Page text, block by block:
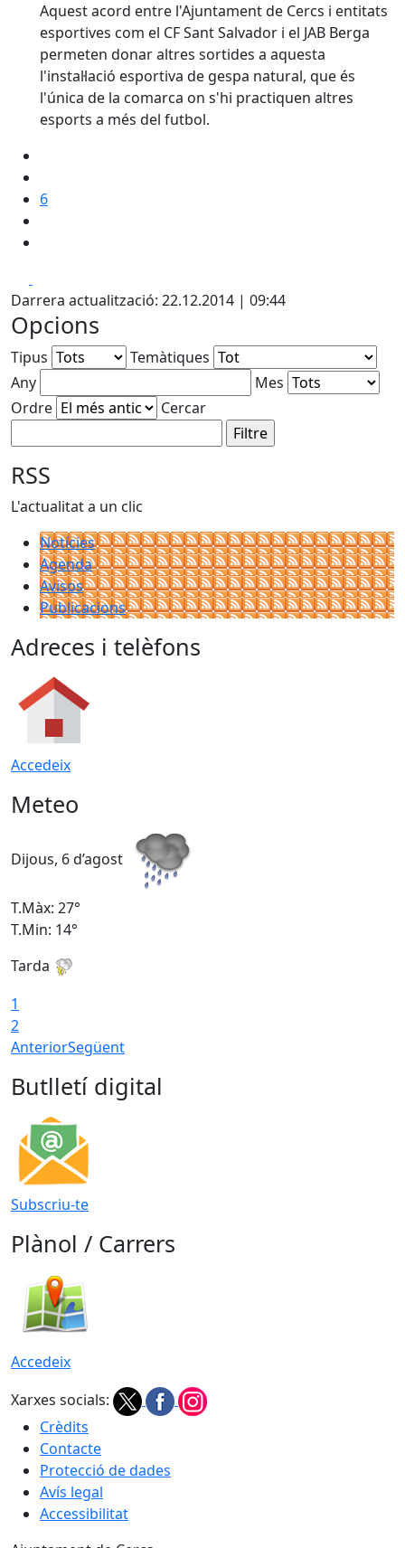
Aquest acord entre l'Ajuntament de Cercs i entitats
esportives com el CF Sant Salvador i el JAB Berga
permeten donar altres sortides a aquesta
l'instal·lació esportiva de gespa natural, que és
l'única de la comarca on s'hi practiquen altres
esports a més del futbol.
6
Darrera actualització: 22.12.2014 | 09:44
Opcions
Tipus
Temàtiques
Any
Mes
Ordre
Cercar
RSS
L'actualitat a un clic
Notícies
Agenda
Avisos
Publicacions
Adreces i telèfons
Accedeix
Meteo
Dijous, 6 d’agost
T.Màx: 27°
T.Min: 14°
Tarda
1
2
AnteriorSegüent
Butlletí digital
Subscriu-te
Plànol / Carrers
Accedeix
Xarxes socials:
Crèdits
Contacte
Protecció de dades
Avís legal
Accessibilitat